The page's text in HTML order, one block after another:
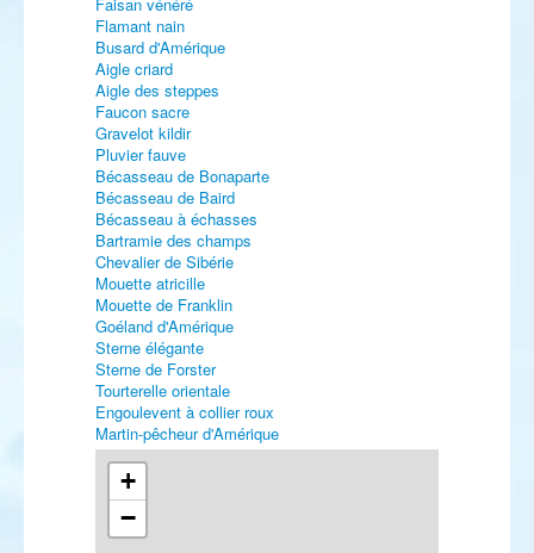
Flamant nain
Busard d'Amérique
Aigle criard
Aigle des steppes
Faucon sacre
Gravelot kildir
Pluvier fauve
Bécasseau de Bonaparte
Bécasseau de Baird
Bécasseau à échasses
Bartramie des champs
Chevalier de Sibérie
Mouette atricille
Mouette de Franklin
Goéland d'Amérique
Sterne élégante
Sterne de Forster
Tourterelle orientale
Engoulevent à collier roux
Martin-pêcheur d'Amérique
Guêpier de Perse
Pipit de Godlewski
Pipit à dos olive
Pipit farlousane
Bergeronnette orientale
+
−